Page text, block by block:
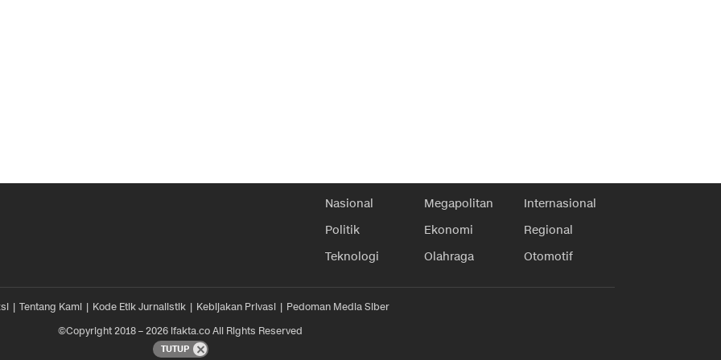
Nasional Megapolitan
Internasional
Politik
Ekonomi
Regional
Teknologi
Olahraga Otomotif
Tentang Kami Kode Etik Jurnalistik Kebijakan Privasi
Pedoman Media Siber
©Copyright 2018 – 2026 ifakta.co All Rights Reserved
TUTUP